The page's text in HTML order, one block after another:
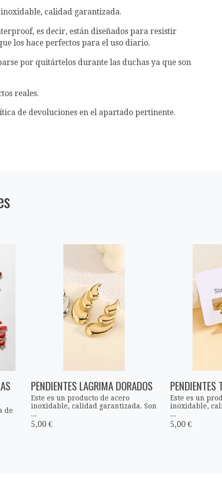
calidad garantizada.
es decir, están diseñados para resistir
los hace perfectos para el uso diario.
por quitártelos durante las duchas ya que son
reales.
de devoluciones en el apartado pertinente.
de
PENDIENTES LAGRIMA DORADOS
Este es un producto de acero
inoxidable, calidad garantizada. Son
...
5,00 €
PENDIENTES
Este es un
inoxidable,
...
5,00 €